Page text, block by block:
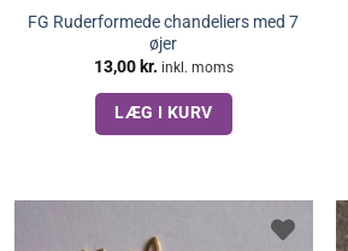
FG Ruderformede chandeliers med 7
øjer
13,00 kr. inkl. moms
LÆG I KURV